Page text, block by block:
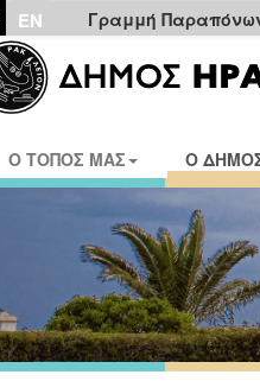
EN Γραμμή
Ο ΤΟΠΟΣ ΜΑΣ Ο